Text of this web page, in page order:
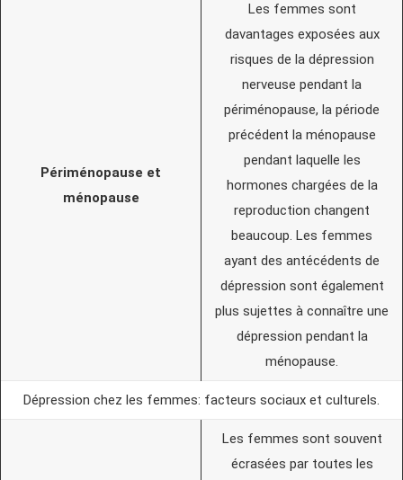
Périménopause et
ménopause
Les femmes sont
davantages exposées aux
risques de la dépression
nerveuse pendant la
périménopause, la période
précédent la ménopause
pendant laquelle les
hormones chargées de la
reproduction changent
beaucoup. Les femmes
ayant des antécédents de
dépression sont également
plus sujettes à connaître une
dépression pendant la
ménopause.
Dépression chez les femmes: facteurs sociaux et culturels.
Les femmes sont souvent
écrasées par toutes les